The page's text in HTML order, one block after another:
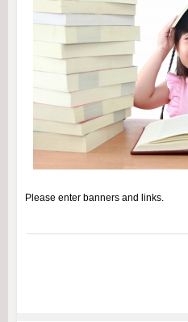
Please enter banners and links.